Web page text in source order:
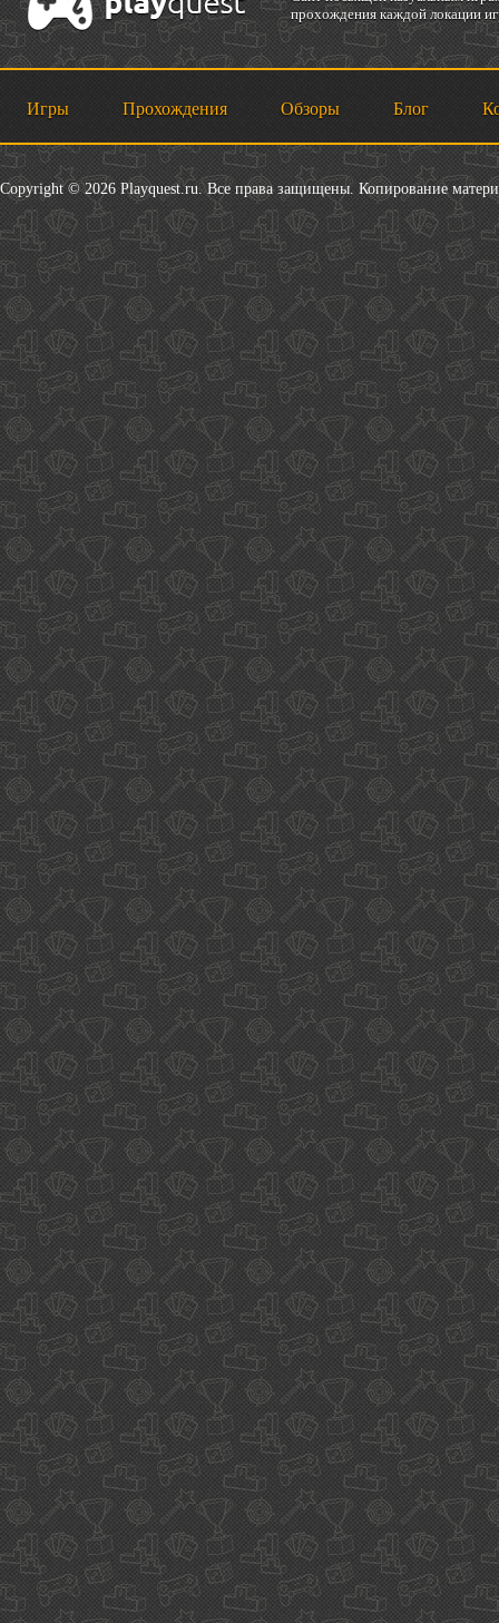
прохождения каждой локации
Игры Прохождения Обзоры Блог
Copyright © 2026 Playquest.ru. Все права защищены. Копирование